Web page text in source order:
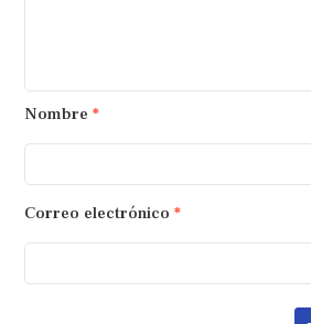
Nombre *
Correo electrónico *